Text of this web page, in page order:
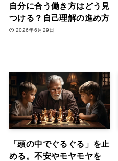
自分に合う働き方はどう見
つける？自己理解の進め方
2026年6月29日
「頭の中でぐるぐる」を止
める。不安やモヤモヤを